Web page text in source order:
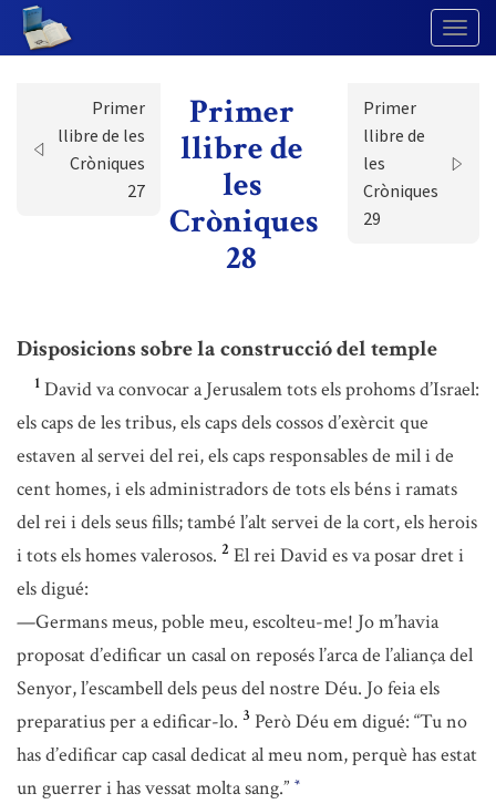
Primer
llibre de les
Cròniques
27
Primer
llibre de
les
Cròniques
28
Primer
llibre de
les
Cròniques
29
Disposicions sobre la construcció del temple
1 David va convocar a Jerusalem tots els prohoms d’Israel:
els caps de les tribus, els caps dels cossos d’exèrcit que
estaven al servei del rei, els caps responsables de mil i de
cent homes, i els administradors de tots els béns i ramats
del rei i dels seus fills; també l’alt servei de la cort, els herois
i tots els homes valerosos. 2 El rei David es va posar dret i
els digué:
—Germans meus, poble meu, escolteu-me! Jo m’havia
proposat d’edificar un casal on reposés l’arca de l’aliança del
Senyor, l’escambell dels peus del nostre Déu. Jo feia els
preparatius per a edificar-lo. 3 Però Déu em digué: “Tu no
has d’edificar cap casal dedicat al meu nom, perquè has estat
un guerrer i has vessat molta sang.” *